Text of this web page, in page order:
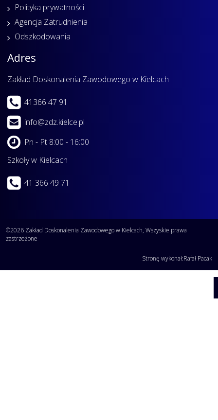
Polityka prywatności
Agencja Zatrudnienia
Odszkodowania
Adres
Zakład Doskonalenia Zawodowego w Kielcach
41366 47 91
info@zdz.kielce.pl
Pn - Pt 8:00 - 16:00
Szkoły w Kielcach
41 366 49 71
©2026 Zakład Doskonalenia Zawodowego w Kielcach, Wszyskie prawa
zastrzeżone
Stronę wykonał:Rafał Pacak